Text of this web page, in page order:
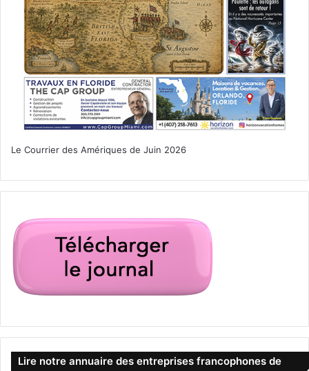
Le Courrier des Amériques de Juin 2026
Lire notre annuaire des entreprises francophones de